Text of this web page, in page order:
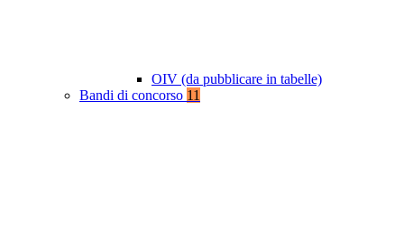
OIV (da pubblicare in tabelle)
Bandi di concorso 11